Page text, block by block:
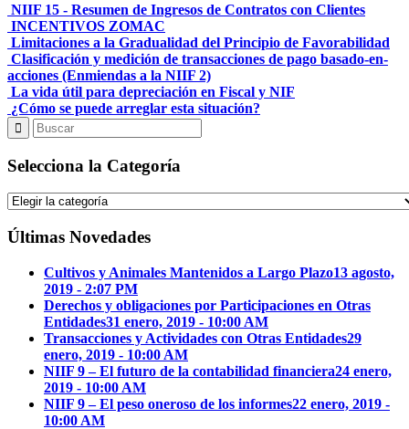
NIIF 15 - Resumen de Ingresos de Contratos con Clientes
INCENTIVOS ZOMAC
Limitaciones a la Gradualidad del Principio de Favorabilidad
Clasificación y medición de transacciones de pago basado-en-
acciones (Enmiendas a la NIIF 2)
La vida útil para depreciación en Fiscal y NIF
¿Cómo se puede arreglar esta situación?
Selecciona la Categoría
Selecciona
Categoría
Últimas Novedades
Cultivos y Animales Mantenidos a Largo Plazo13 agosto,
2019 - 2:07 PM
Derechos y obligaciones por Participaciones en Otras
Entidades31 enero, 2019 - 10:00 AM
Transacciones y Actividades con Otras Entidades29
enero, 2019 - 10:00 AM
NIIF 9 – El futuro de la contabilidad financiera24 enero,
2019 - 10:00 AM
NIIF 9 – El peso oneroso de los informes22 enero, 2019 -
10:00 AM